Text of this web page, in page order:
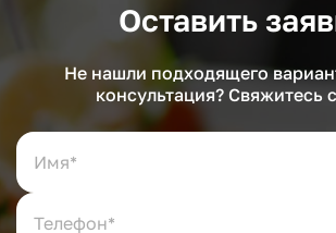
Оставить
Не нашли подходящего
консультация? Свяжитесь